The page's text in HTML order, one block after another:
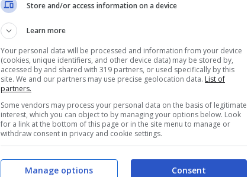
Store and/or access information on a device
Learn more
Your personal data will be processed and information from your device
(cookies, unique identifiers, and other device data) may be stored by,
accessed by and shared with 319 partners, or used specifically by this
site. We and our partners may use precise geolocation data. List of
partners.
Some vendors may process your personal data on the basis of legitimate
interest, which you can object to by managing your options below. Look
for a link at the bottom of this page or in the site menu to manage or
withdraw consent in privacy and cookie settings.
Consent
Manage options